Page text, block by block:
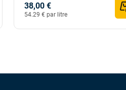
38,00 €
54.29 € par litre